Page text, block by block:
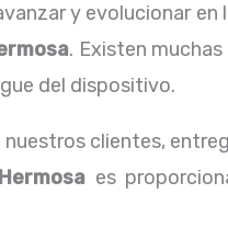
y evolucionar
. Existen
del dispositivo.
clientes,
es